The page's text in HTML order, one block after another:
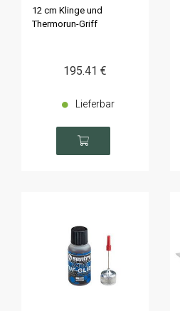
12 cm Klinge und
Thermorun-Griff
195.41 €
Lieferbar